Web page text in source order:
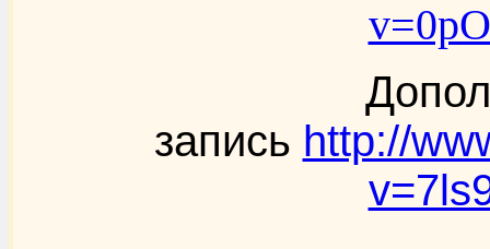
запись http://